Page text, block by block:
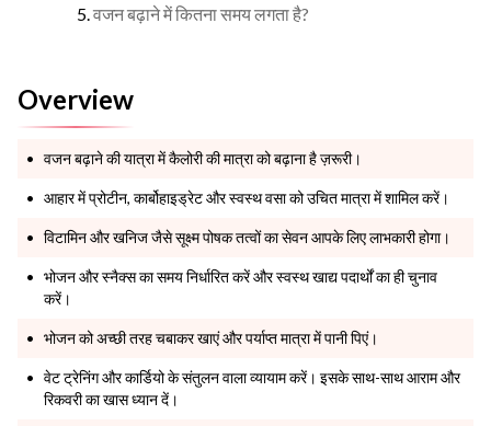
वजन बढ़ाने में कितना समय लगता है?
Overview
वजन बढ़ाने की यात्रा में कैलोरी की मात्रा को बढ़ाना है ज़रूरी।
आहार में प्रोटीन, कार्बोहाइड्रेट और स्वस्थ वसा को उचित मात्रा में शामिल करें।
विटामिन और खनिज जैसे सूक्ष्म पोषक तत्वों का सेवन आपके लिए लाभकारी होगा।
भोजन और स्नैक्स का समय निर्धारित करें और स्वस्थ खाद्य पदार्थों का ही चुनाव
करें।
भोजन को अच्छी तरह चबाकर खाएं और पर्याप्त मात्रा में पानी पिएं।
वेट ट्रेनिंग और कार्डियो के संतुलन वाला व्यायाम करें। इसके साथ-साथ आराम और
रिकवरी का खास ध्यान दें।